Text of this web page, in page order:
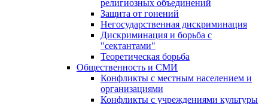
религиозных объединений
Защита от гонений
Негосударственная дискриминация
Дискриминация и борьба с
"сектантами"
Теоретическая борьба
Общественность и СМИ
Конфликты с местным населением и
организациями
Конфликты с учреждениями культуры